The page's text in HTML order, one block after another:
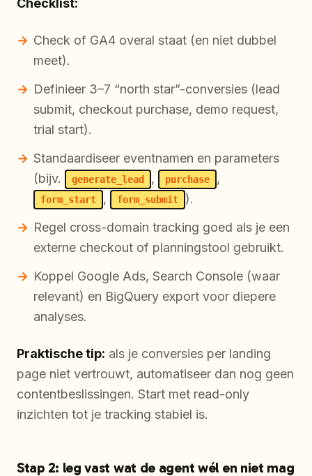
Checklist:
Check of GA4 overal staat (en niet dubbel
meet).
Definieer 3–7 “north star”-conversies (lead
submit, checkout purchase, demo request,
trial start).
Standaardiseer eventnamen en parameters
(bijv.
generate_lead , purchase ,
form_start , form_submit
).
Regel cross-domain tracking goed als je een
externe checkout of planningstool gebruikt.
Koppel Google Ads, Search Console (waar
relevant) en BigQuery export voor diepere
analyses.
Praktische tip: als je conversies per landing
page niet vertrouwt, automatiseer dan nog geen
contentbeslissingen. Start met read-only
inzichten tot je tracking stabiel is.
Stap 2: leg vast wat de agent wél en niet mag